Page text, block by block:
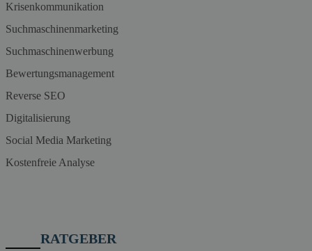
Krisenkommunikation
Suchmaschinenmarketing
Suchmaschinenwerbung
Bewertungsmanagement
Reverse SEO
Digitalisierung
Social Media Marketing
Kostenfreie Analyse
RATGEBER